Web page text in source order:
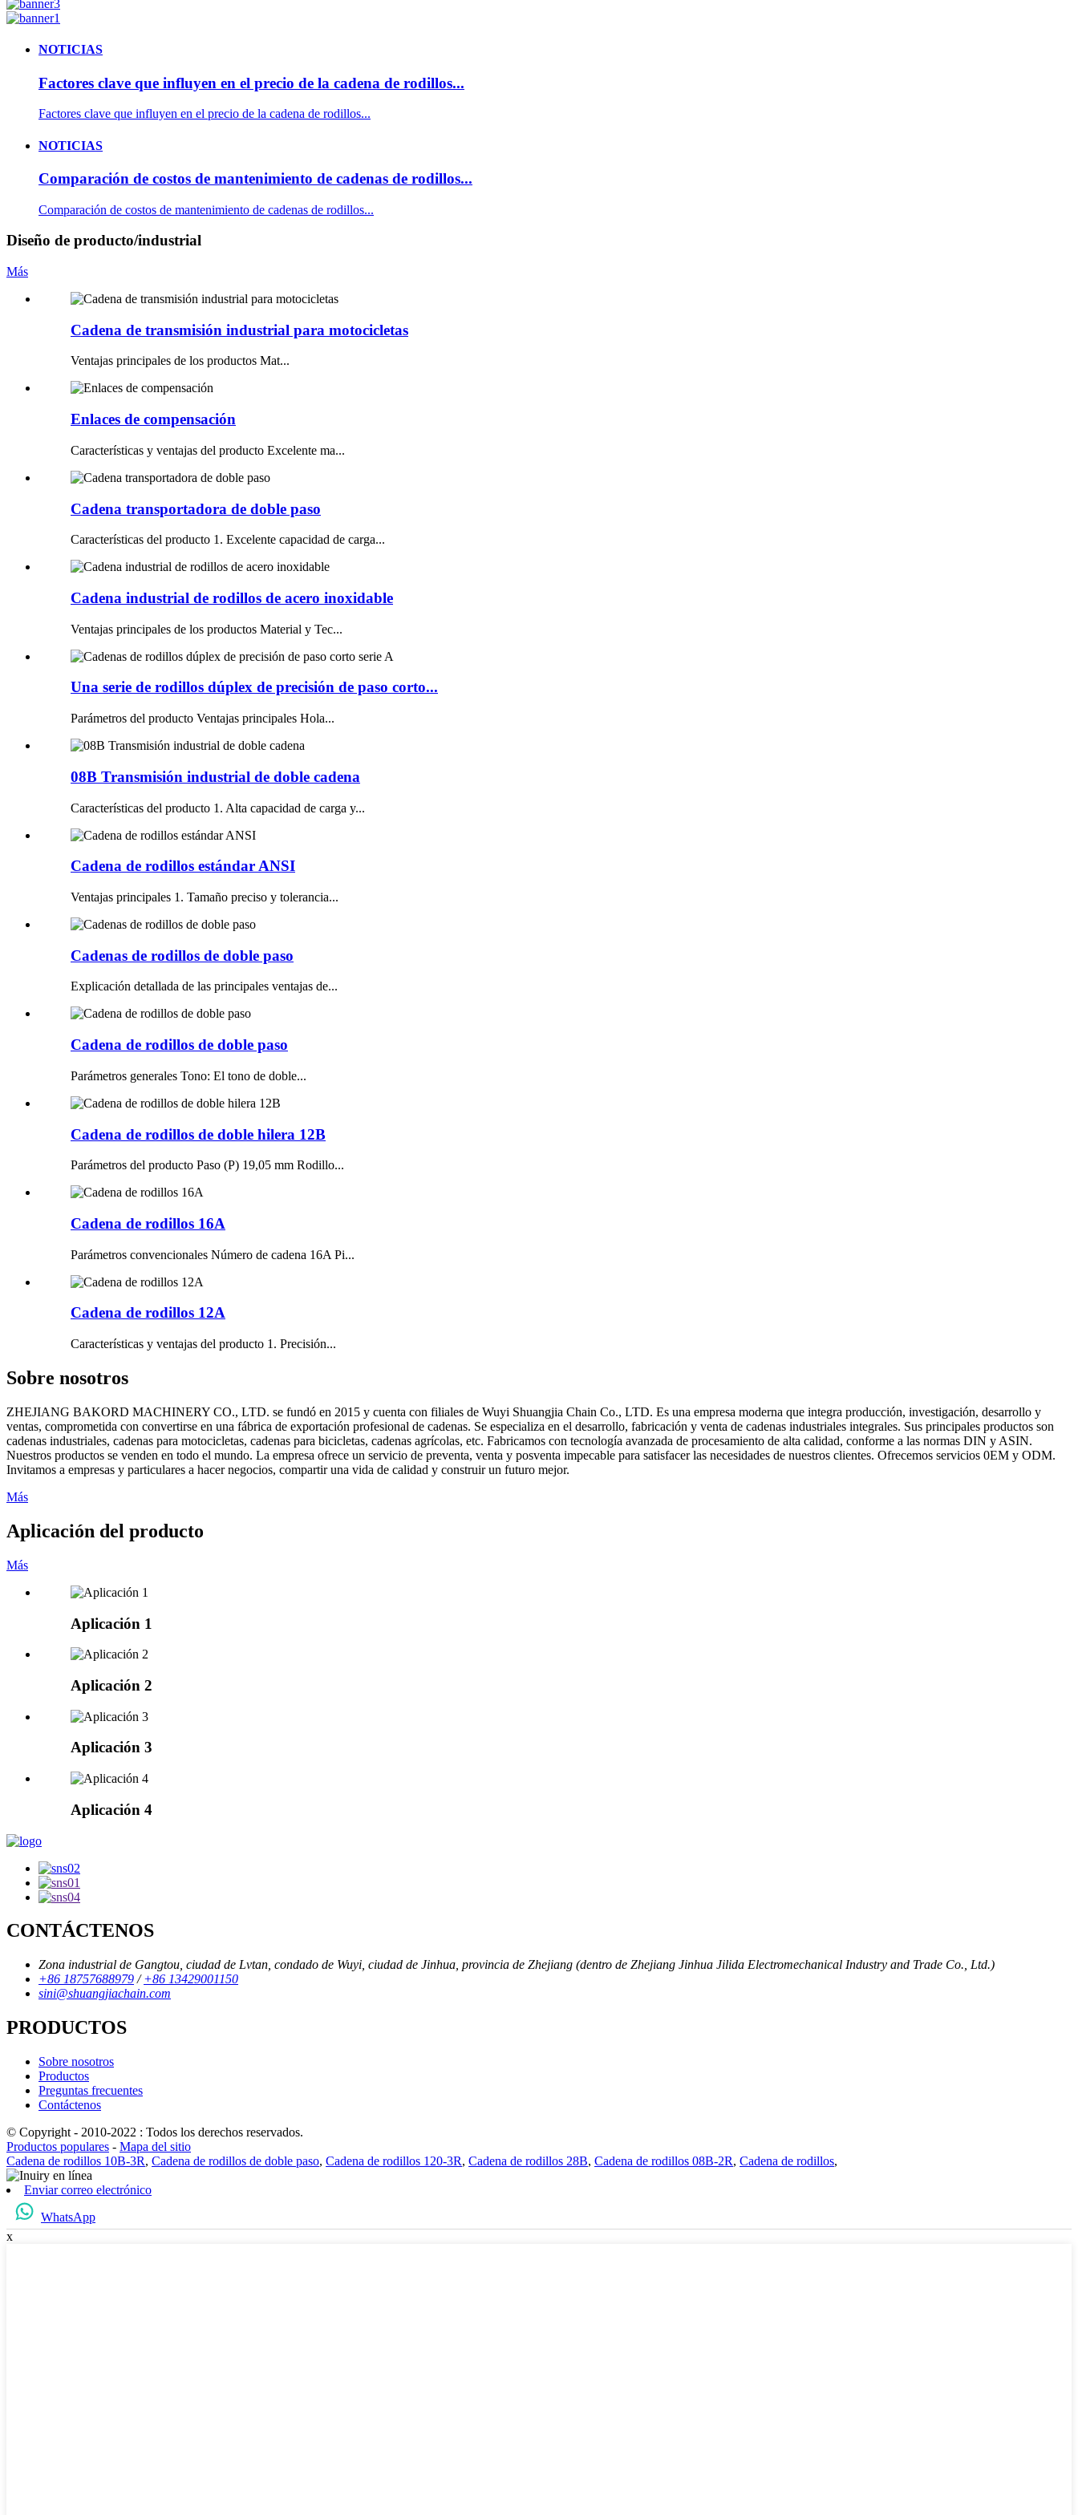
NOTICIAS
Factores clave que influyen en el precio de la cadena de rodillos...
Factores clave que influyen en el precio de la cadena de rodillos...
NOTICIAS
Comparación de costos de mantenimiento de cadenas de rodillos...
Comparación de costos de mantenimiento de cadenas de rodillos...
Diseño de producto/industrial
Más
Cadena de transmisión industrial para motocicletas
Ventajas principales de los productos Mat...
Enlaces de compensación
Características y ventajas del producto Excelente ma...
Cadena transportadora de doble paso
Características del producto 1. Excelente capacidad de carga...
Cadena industrial de rodillos de acero inoxidable
Ventajas principales de los productos Material y Tec...
Una serie de rodillos dúplex de precisión de paso corto...
Parámetros del producto Ventajas principales Hola...
08B Transmisión industrial de doble cadena
Características del producto 1. Alta capacidad de carga y...
Cadena de rodillos estándar ANSI
Ventajas principales 1. Tamaño preciso y tolerancia...
Cadenas de rodillos de doble paso
Explicación detallada de las principales ventajas de...
Cadena de rodillos de doble paso
Parámetros generales Tono: El tono de doble...
Cadena de rodillos de doble hilera 12B
Parámetros del producto Paso (P) 19,05 mm Rodillo...
Cadena de rodillos 16A
Parámetros convencionales Número de cadena 16A Pi...
Cadena de rodillos 12A
Características y ventajas del producto 1. Precisión...
Sobre nosotros
ZHEJIANG BAKORD MACHINERY CO., LTD. se fundó en 2015 y cuenta con filiales de Wuyi Shuangjia Chain Co., LTD. Es una empresa moderna que integra producción, investigación, desarrollo y
ventas, comprometida con convertirse en una fábrica de exportación profesional de cadenas. Se especializa en el desarrollo, fabricación y venta de cadenas industriales integrales. Sus principales productos son
cadenas industriales, cadenas para motocicletas, cadenas para bicicletas, cadenas agrícolas, etc. Fabricamos con tecnología avanzada de procesamiento de alta calidad, conforme a las normas DIN y ASIN.
Nuestros productos se venden en todo el mundo. La empresa ofrece un servicio de preventa, venta y posventa impecable para satisfacer las necesidades de nuestros clientes. Ofrecemos servicios 0EM y ODM.
Invitamos a empresas y particulares a hacer negocios, compartir una vida de calidad y construir un futuro mejor.
Más
Aplicación del producto
Más
Aplicación 1
Aplicación 2
Aplicación 3
Aplicación 4
CONTÁCTENOS
Zona industrial de Gangtou, ciudad de Lvtan, condado de Wuyi, ciudad de Jinhua, provincia de Zhejiang (dentro de Zhejiang Jinhua Jilida Electromechanical Industry and Trade Co., Ltd.)
+86 18757688979 /+86 13429001150
sini@shuangjiachain.com
PRODUCTOS
Sobre nosotros
Productos
Preguntas frecuentes
Contáctenos
© Copyright - 2010-2022 : Todos los derechos reservados.
Productos populares - Mapa del sitio
Cadena de rodillos 10B-3R, Cadena de rodillos de doble paso, Cadena de rodillos 120-3R, Cadena de rodillos 28B, Cadena de rodillos 08B-2R, Cadena de rodillos,
Enviar correo electrónico
WhatsApp
x